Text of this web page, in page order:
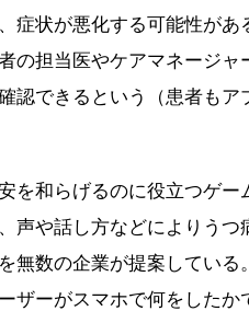
症状が悪化する可能性があ
の担当医やケアマネージ
認できるという（患者も
を和らげるのに役立つゲー
声や話し方などによりうつ
無数の企業が提案してい
ザーがスマホで何をした